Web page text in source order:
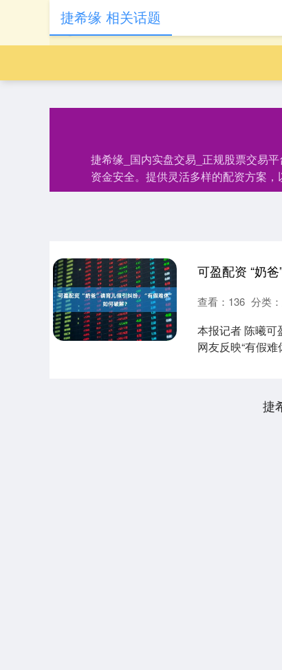
捷希缘_国内实盘交易_正规股票交易
资金安全。提供灵活多样的配资方案，
捷希缘 相关话题
可盈配资 “奶
查看： 136 分类：
本报记者 陈曦可
网友反映“有假
捷